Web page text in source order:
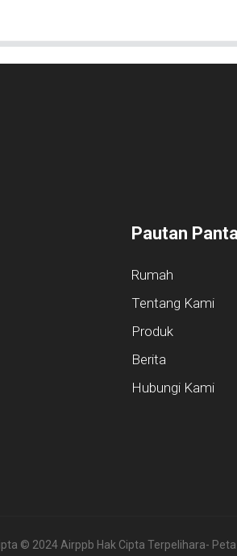
Pautan
Rumah
Tentang Kami
Produk
Berita
Hubungi Kami
© 2024 Airppb Hak Cipta Terpelihara-